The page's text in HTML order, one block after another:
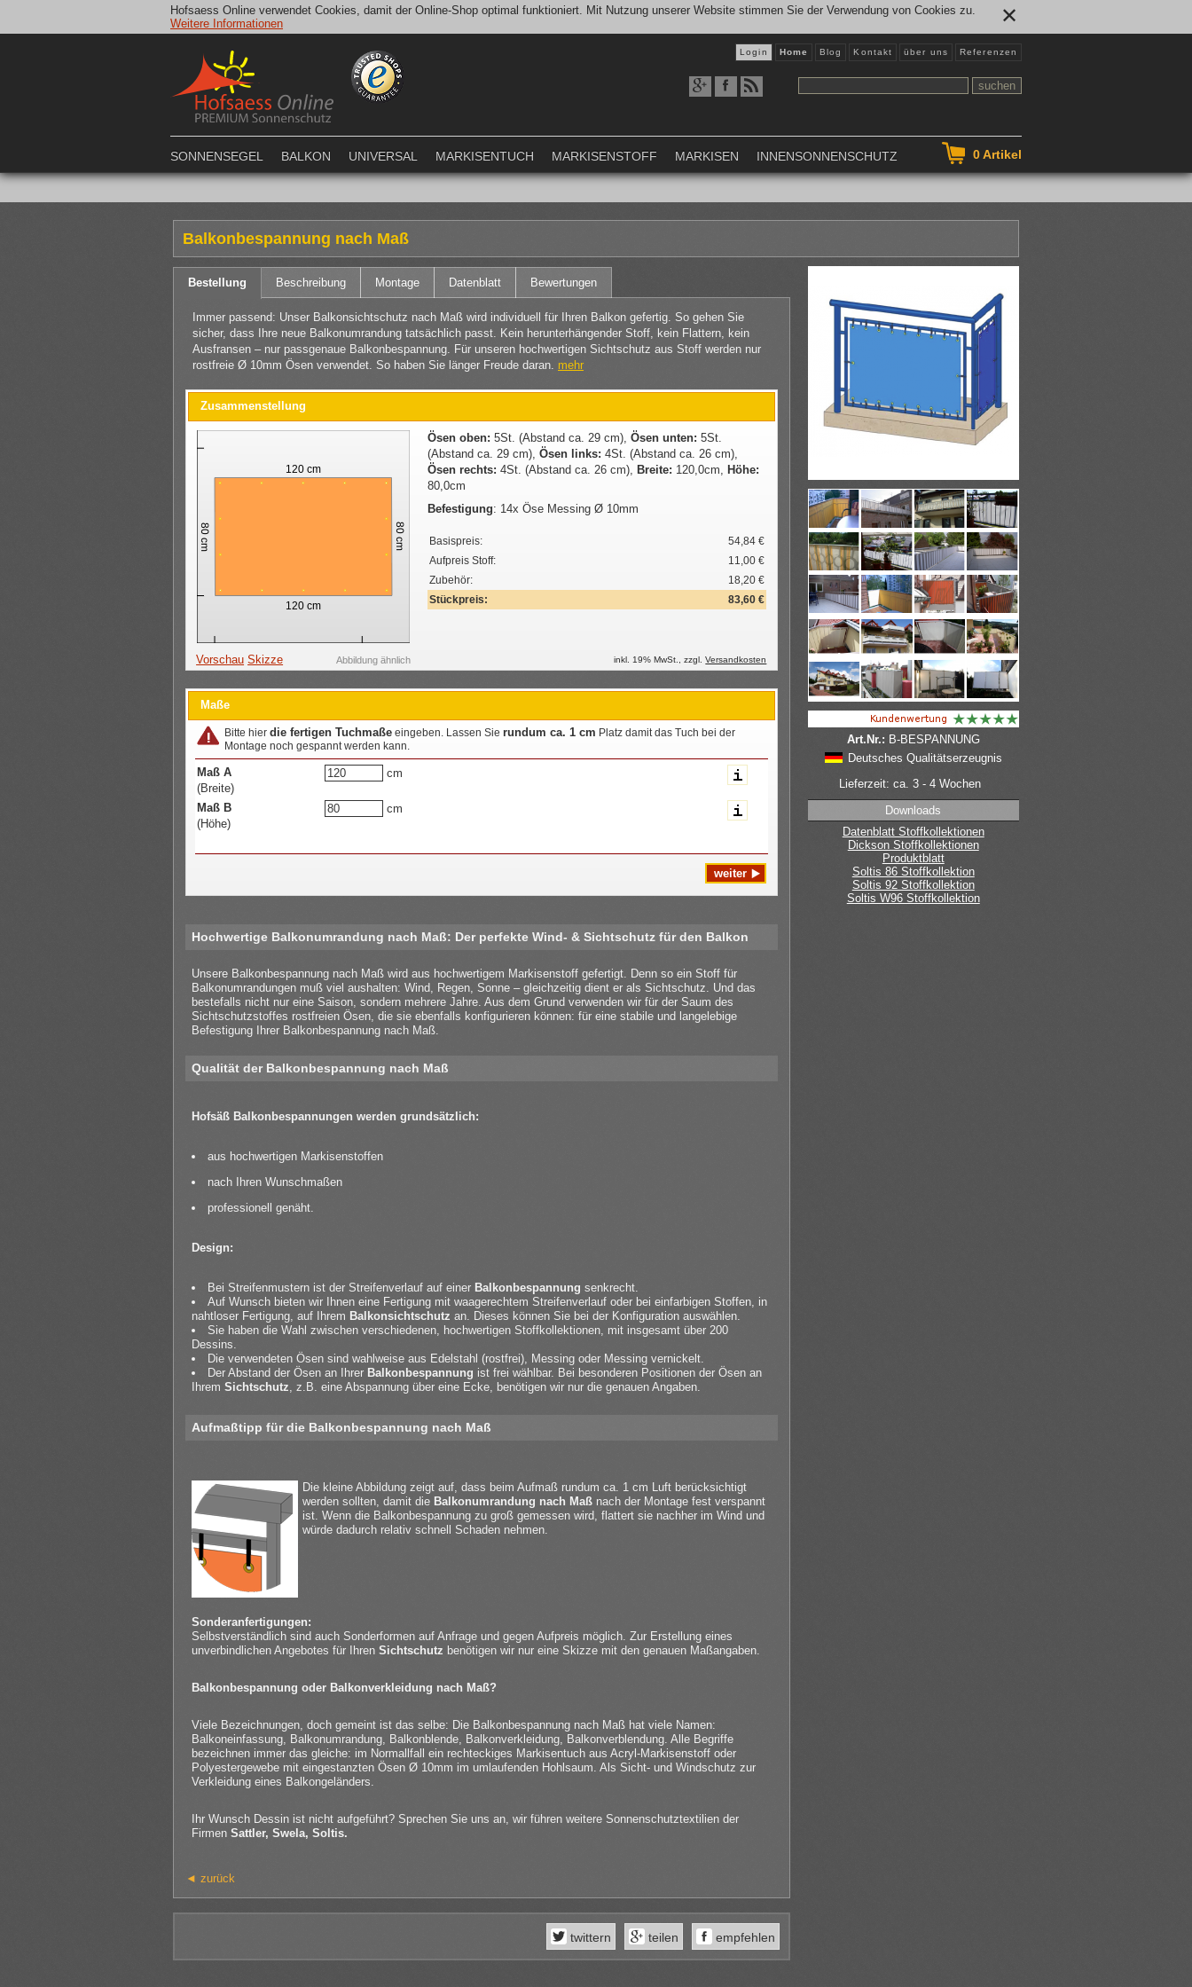
Hofsaess Online verwendet Cookies, damit der Online-Shop optimal funktioniert. Mit Nutzung unserer Website stimmen Sie der Verwendung von Cookies zu.
Weitere Informationen
✕
Login Home Blog Kontakt über uns Referenzen
0Artikel
SONNENSEGEL BALKON UNIVERSAL MARKISENTUCH MARKISENSTOFF MARKISEN INNENSONNENSCHUTZ
Balkonbespannung nach Maß
Art.Nr.: B-BESPANNUNG
Deutsches Qualitätserzeugnis
Lieferzeit: ca. 3 - 4 Wochen
Downloads
Datenblatt Stoffkollektionen
Dickson Stoffkollektionen
Produktblatt
Soltis 86 Stoffkollektion
Soltis 92 Stoffkollektion
Soltis W96 Stoffkollektion
Bestellung Beschreibung Montage Datenblatt Bewertungen
Immer passend: Unser Balkonsichtschutz nach Maß wird individuell für Ihren Balkon gefertig. So gehen Sie
sicher, dass Ihre neue Balkonumrandung tatsächlich passt. Kein herunterhängender Stoff, kein Flattern, kein
Ausfransen – nur passgenaue Balkonbespannung. Für unseren hochwertigen Sichtschutz aus Stoff werden nur
rostfreie Ø 10mm Ösen verwendet. So haben Sie länger Freude daran. mehr
Zusammenstellung
Abbildung ähnlich
Vorschau Skizze
Ösen oben: 5St. (Abstand ca. 29 cm),Ösen unten: 5St.
(Abstand ca. 29 cm),Ösen links: 4St. (Abstand ca. 26 cm),
Ösen rechts: 4St. (Abstand ca. 26 cm),Breite: 120,0cm,Höhe:
80,0cm
Befestigung: 14x Öse Messing Ø 10mm
Basispreis:
54,84 €
Aufpreis Stoff:
11,00 €
Zubehör:
18,20 €
Stückpreis:
83,60 €
inkl. 19% MwSt., zzgl.Versandkosten
Maße
Bitte hierdie fertigen Tuchmaße eingeben. Lassen Sierundum ca. 1 cm Platz damit das Tuch bei der
Montage noch gespannt werden kann.
Maß A
(Breite)
cm
Maß B
(Höhe)
cm
Hochwertige Balkonumrandung nach Maß: Der perfekte Wind- & Sichtschutz für den Balkon
Unsere Balkonbespannung nach Maß wird aus hochwertigem Markisenstoff gefertigt. Denn so ein Stoff für
Balkonumrandungen muß viel aushalten: Wind, Regen, Sonne – gleichzeitig dient er als Sichtschutz. Und das
bestefalls nicht nur eine Saison, sondern mehrere Jahre. Aus dem Grund verwenden wir für der Saum des
Sichtschutzstoffes rostfreien Ösen, die sie ebenfalls konfigurieren können: für eine stabile und langelebige
Befestigung Ihrer Balkonbespannung nach Maß.
Qualität der Balkonbespannung nach Maß
Hofsäß Balkonbespannungen werden grundsätzlich:
aus hochwertigen Markisenstoffen
nach Ihren Wunschmaßen
professionell genäht.
Design:
Bei Streifenmustern ist der Streifenverlauf auf einer Balkonbespannung senkrecht.
Auf Wunsch bieten wir Ihnen eine Fertigung mit waagerechtem Streifenverlauf oder bei einfarbigen Stoffen, in
nahtloser Fertigung, auf Ihrem Balkonsichtschutz an. Dieses können Sie bei der Konfiguration auswählen.
Sie haben die Wahl zwischen verschiedenen, hochwertigen Stoffkollektionen, mit insgesamt über 200
Dessins.
Die verwendeten Ösen sind wahlweise aus Edelstahl (rostfrei), Messing oder Messing vernickelt.
Der Abstand der Ösen an Ihrer Balkonbespannung ist frei wählbar. Bei besonderen Positionen der Ösen an
Ihrem Sichtschutz, z.B. eine Abspannung über eine Ecke, benötigen wir nur die genauen Angaben.
Aufmaßtipp für die Balkonbespannung nach Maß
Die kleine Abbildung zeigt auf, dass beim Aufmaß rundum ca. 1 cm Luft berücksichtigt
werden sollten, damit die Balkonumrandung nach Maßnach der Montage fest verspannt
ist. Wenn die Balkonbespannung zu groß gemessen wird, flattert sie nachher im Wind und
würde dadurch relativ schnell Schaden nehmen.
Sonderanfertigungen:
Selbstverständlich sind auch Sonderformen auf Anfrage und gegen Aufpreis möglich. Zur Erstellung eines
unverbindlichen Angebotes für Ihren Sichtschutz benötigen wir nur eine Skizze mit den genauen Maßangaben.
Balkonbespannung oder Balkonverkleidung nach Maß?
Viele Bezeichnungen, doch gemeint ist das selbe: Die Balkonbespannung nach Maß hat viele Namen:
Balkoneinfassung, Balkonumrandung, Balkonblende, Balkonverkleidung, Balkonverblendung. Alle Begriffe
bezeichnen immer das gleiche: im Normallfall ein rechteckiges Markisentuch aus Acryl-Markisenstoff oder
Polyestergewebe mit eingestanzten Ösen Ø 10mm im umlaufenden Hohlsaum. Als Sicht- und Windschutz zur
Verkleidung eines Balkongeländers.
Ihr Wunsch Dessin ist nicht aufgeführt? Sprechen Sie uns an, wir führen weitere Sonnenschutztextilien der
Firmen Sattler, Swela, Soltis.
◄ zurück
empfehlen
teilen
twittern